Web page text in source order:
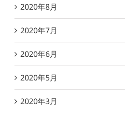
2020年8月
2020年7月
2020年6月
2020年5月
2020年3月